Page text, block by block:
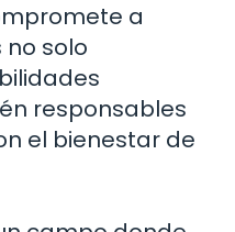
a
solo
responsables
el bienestar de